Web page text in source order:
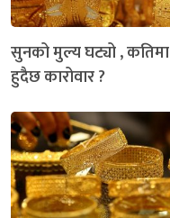
सुनको मुल्य घट्यो , कतिमा
हुदैछ कारोवार ?